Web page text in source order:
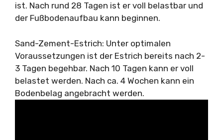
ist. Nach rund 28 Tagen ist er voll belastbar und
der Fußbodenaufbau kann beginnen.
Sand-Zement-Estrich: Unter optimalen
Voraussetzungen ist der Estrich bereits nach 2-
3 Tagen begehbar. Nach 10 Tagen kann er voll
belastet werden. Nach ca. 4 Wochen kann ein
Bodenbelag angebracht werden.